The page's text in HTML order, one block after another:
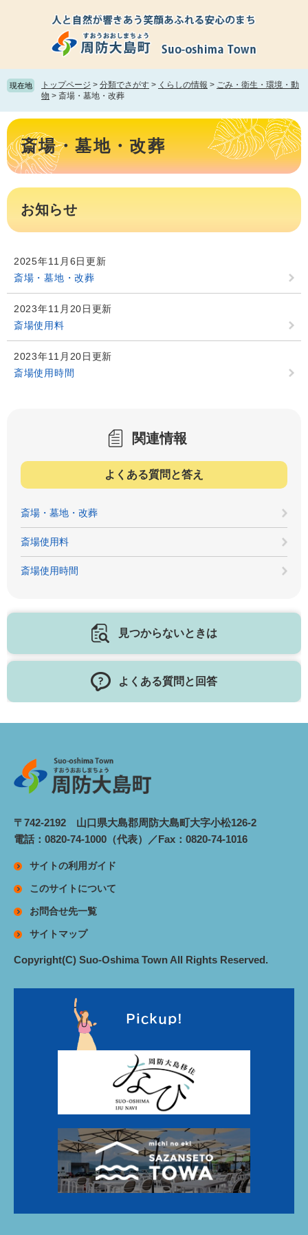
頭
で
飛
ば
て
文
へ
現在地 トップページ > 分類でさがす > くらしの情報 > ごみ・衛生・環境・動
物 > 斎場・墓地・改葬
本
文 斎場・墓地・改葬
お知らせ
2025年11月6日更新
斎場・墓地・改葬
2023年11月20日更新
斎場使用料
2023年11月20日更新
斎場使用時間
関連情報
よくある質問と答え
斎場・墓地・改葬
斎場使用料
斎場使用時間
見つからないときは
よくある質問と回答
〒742-2192 山口県大島郡周防大島町大字小松126-2
電話：0820-74-1000（代表）／Fax：0820-74-1016
サイトの利用ガイド
このサイトについて
お問合せ先一覧
サイトマップ
Copyright(C) Suo-Oshima Town All Rights Reserved.